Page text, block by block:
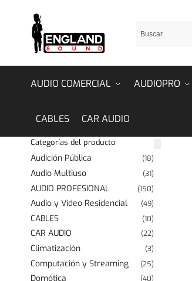
AUDIO COMERCIAL AUDIOPRO
CABLES CAR AUDIO
Categorías del producto
Audición Pública (18)
Audio Multiuso (31)
AUDIO PROFESIONAL (150)
Audio y Video Residencial (49)
CABLES (10)
CAR AUDIO (22)
Climatización (3)
Computación y Streaming (25)
Domótica (40)